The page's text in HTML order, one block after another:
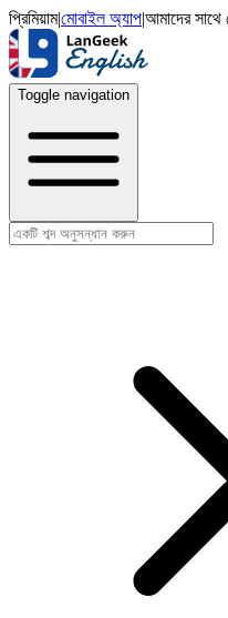
প্রিমিয়াম|মোবাইল অ্যাপ|আমাদের
Toggle navigation